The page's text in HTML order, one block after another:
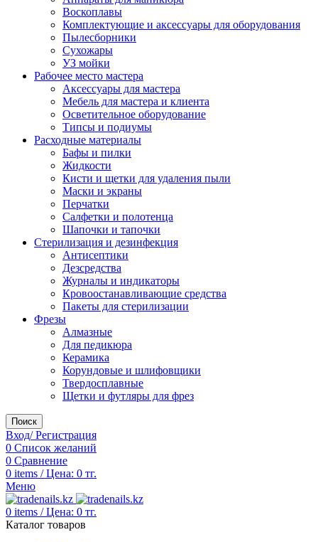
Воскоплавы
Комплектующие и аксессуары для оборудования
Пылесборники
Сухожары
УЗ мойки
Рабочее место мастера
Аксессуары для мастера
Мебель для мастера и клиента
Осветительное оборудование
Типсы и подиумы
Расходные материалы
Бафы и пилки
Жидкости
Кисти и щетки для удаления пыли
Маски и экраны
Перчатки
Салфетки и полотенца
Шапочки и тапочки
Стерилизация и дезинфекция
Антисептики
Дезсредства
Журналы и индикаторы
Кровоостанавливающие средства
Пакеты для стерилизации
Фрезы
Алмазные
Для педикюра
Керамика
Корундовые и шлифовщики
Твердосплавные
Щетки и футляры для фрез
Поиск
Вход/ Регистрация
0 Список желаний
0 Сравнение
0 items / Цена: 0 тг.
Меню
0 items / Цена: 0 тг.
Каталог товаров